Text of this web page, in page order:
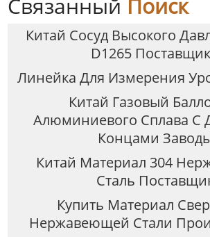
Связанный Поиск
Китай Сосуд Высокого
D1265
Линейка Для Измерения
Китай Газовый
Алюминиевого Сплава С
Концами
Китай Материал 304
Сталь
Купить Материал
Нержавеющей Стали